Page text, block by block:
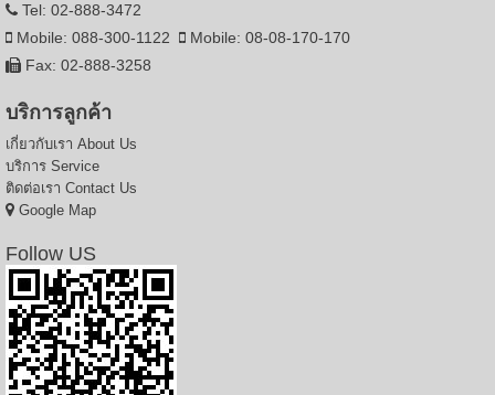
Tel: 02-888-3472
Mobile: 088-300-1122
Mobile: 08-08-170-170
Fax: 02-888-3258
บริการลูกค้า
เกี่ยวกับเรา About Us
บริการ Service
ติดต่อเรา Contact Us
Google Map
Follow US